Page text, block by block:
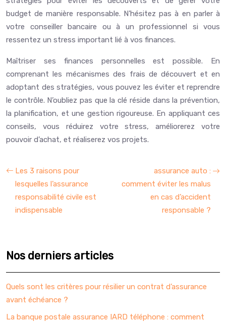
budget de manière responsable. N’hésitez pas à en parler à
votre conseiller bancaire ou à un professionnel si vous
ressentez un stress important lié à vos finances.
Maîtriser ses finances personnelles est possible. En
comprenant les mécanismes des frais de découvert et en
adoptant des stratégies, vous pouvez les éviter et reprendre
le contrôle. N’oubliez pas que la clé réside dans la prévention,
la planification, et une gestion rigoureuse. En appliquant ces
conseils, vous réduirez votre stress, améliorerez votre
pouvoir d’achat, et réaliserez vos projets.
Les 3 raisons pour
lesquelles l’assurance
responsabilité civile est
indispensable
assurance auto :
comment éviter les malus
en cas d’accident
responsable ?
Nos derniers articles
Quels sont les critères pour résilier un contrat d’assurance
avant échéance ?
La banque postale assurance IARD téléphone : comment